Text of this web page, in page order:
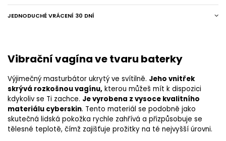
JEDNODUCHÉ VRÁCENÍ 30 DNÍ
Vibrační vagína ve tvaru baterky
Výjimečný masturbátor ukrytý ve svítilně. Jeho vnitřek
skrývá rozkošnou vagínu, kterou můžeš mít k dispozici
kdykoliv se Ti zachce. Je vyrobena z vysoce kvalitního
materiálu cyberskin. Tento materiál se podobně jako
skutečná lidská pokožka rychle zahřívá a přizpůsobuje se
tělesné teplotě, čímž zajišťuje prožitky na té nejvyšší úrovni.